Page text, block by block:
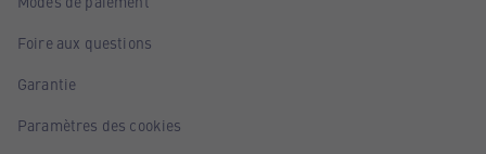
Foire aux questions
Garantie
Paramètres des cookies